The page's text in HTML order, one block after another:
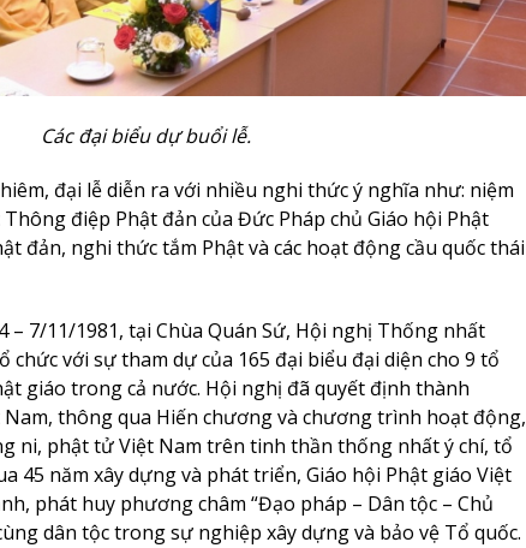
Các đại biểu dự buổi lễ.
đại lễ diễn ra với nhiều nghi thức ý nghĩa như: niệm
điệp Phật đản của Đức Pháp chủ Giáo hội Phật
đản, nghi thức tắm Phật và các hoạt động cầu quốc thái
– 7/11/1981, tại Chùa Quán Sứ, Hội nghị Thống nhất
chức với sự tham dự của 165 đại biểu đại diện cho 9 tổ
giáo trong cả nước. Hội nghị đã quyết định thành
Nam, thông qua Hiến chương và chương trình hoạt động,
ni, phật tử Việt Nam trên tinh thần thống nhất ý chí, tổ
45 năm xây dựng và phát triển, Giáo hội Phật giáo Việt
phát huy phương châm “Đạo pháp – Dân tộc – Chủ
dân tộc trong sự nghiệp xây dựng và bảo vệ Tổ quốc.